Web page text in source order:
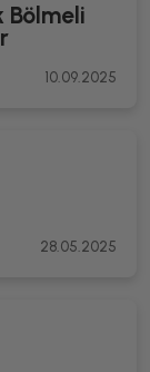
Bölmeli
10.09.2025
28.05.2025